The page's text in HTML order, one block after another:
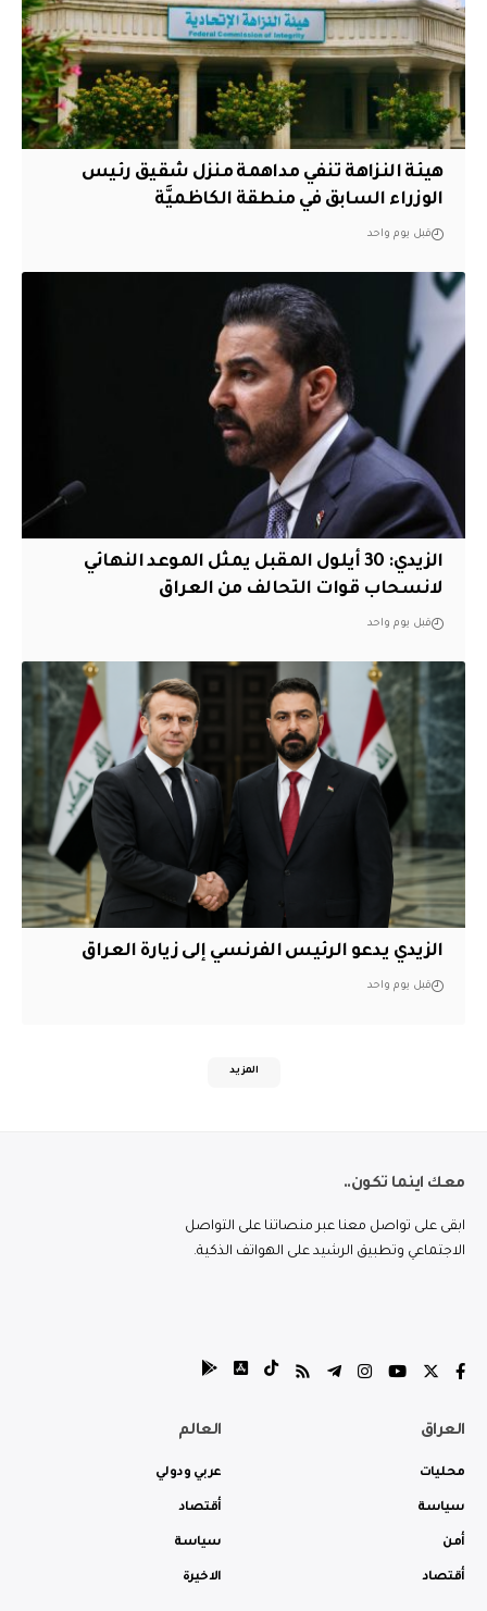
هيئة النزاهة تنفي مداهمة منزل شقيق رئيس
الوزراء السابق في منطقة الكاظميَّة
قبل يوم واحد
الزيدي: 30 أيلول المقبل يمثل الموعد النهائي
لانسحاب قوات التحالف من العراق
قبل يوم واحد
الزيدي يدعو الرئيس الفرنسي إلى زيارة العراق
قبل يوم واحد
المزيد
معك اينما تكون..
ابقى على تواصل معنا عبر منصاتنا على التواصل
الاجتماعي وتطبيق الرشيد على الهواتف الذكية.
العراق
محليات
سياسة
أمن
أقتصاد
العالم
عربي ودولي
أقتصاد
سياسة
الاخيرة